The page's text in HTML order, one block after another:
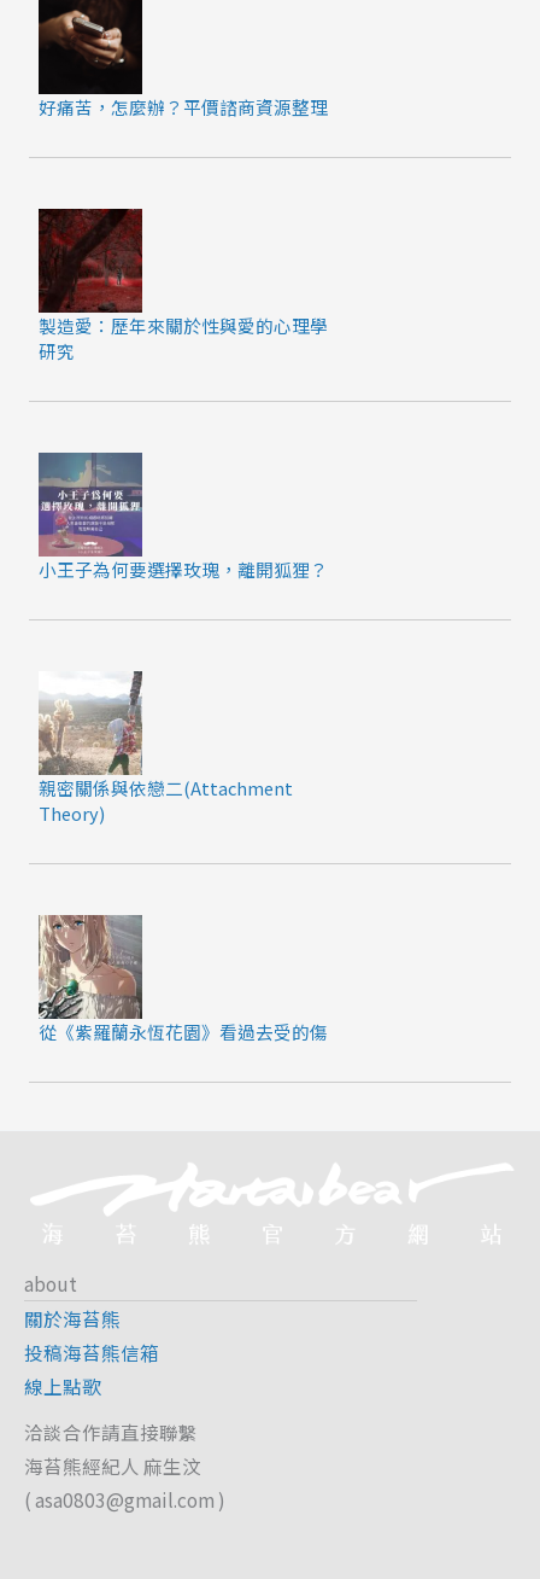
好痛苦，怎麼辦？平價諮商資源整理
製造愛：歷年來關於性與愛的心理學
研究
小王子為何要選擇玫瑰，離開狐狸？
親密關係與依戀二(Attachment
Theory)
從《紫羅蘭永恆花園》看過去受的傷
about
關於海苔熊
投稿海苔熊信箱
線上點歌
洽談合作請直接聯繫
海苔熊經紀人 麻生汶
(asa0803@gmail.com )